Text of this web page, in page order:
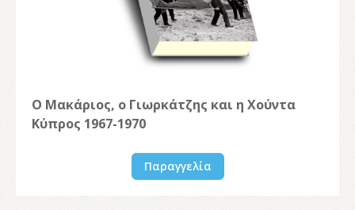
Ο Μακάριος, ο Γιωρκάτζης και η Χούντα
Κύπρος 1967-1970
Παραγγελία